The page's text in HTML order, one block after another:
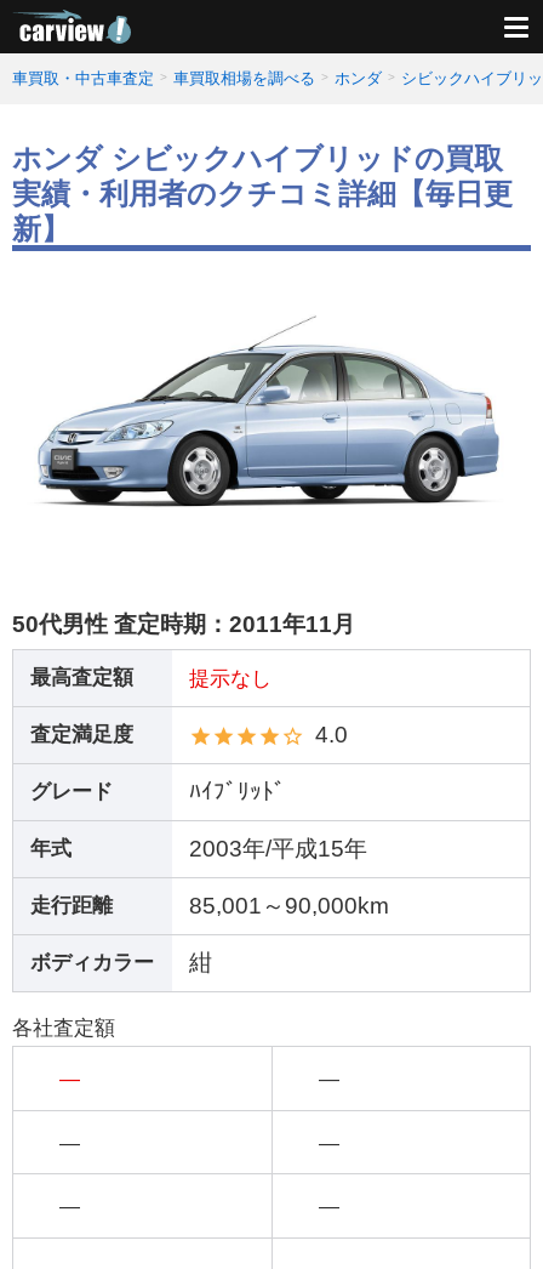
車買取・中古車査定 車買取相場を調べる ホンダ シビックハイブリ
ホンダ シビックハイブリッドの買取
実績・利用者のクチコミ詳細【毎日更
新】
50代男性 査定時期： 2011年11月
最高査定額 提示なし
査定満足度 4.0
グレード ﾊｲﾌﾞﾘｯﾄﾞ
年式 2003年/平成15年
走行距離 85,001～90,000km
ボディカラー 紺
各社査定額
―
―
―
―
―
―